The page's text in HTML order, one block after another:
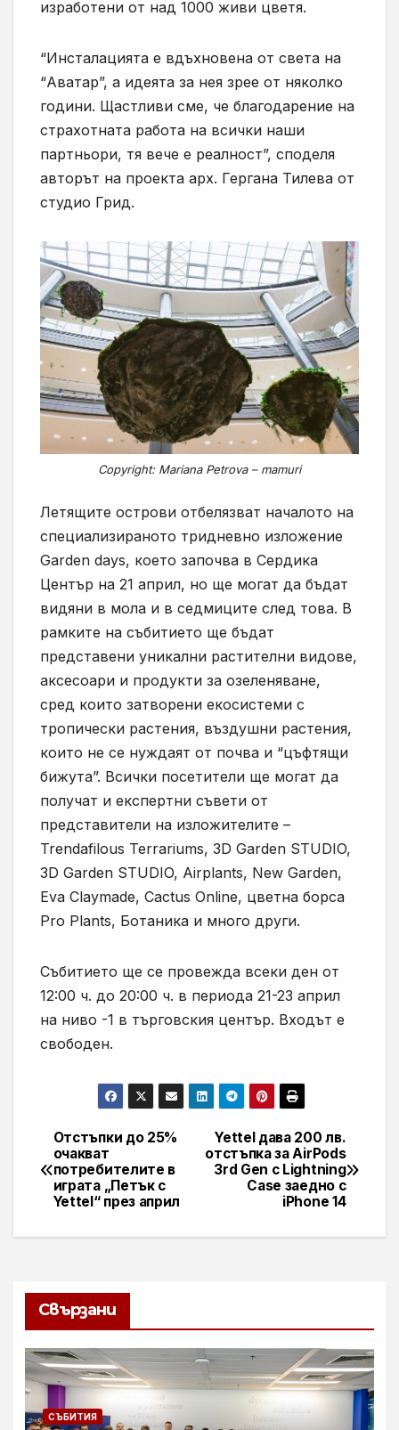
изработени от над 1000 живи цветя.
“Инсталацията е вдъхновена от света на
“Аватар”, а идеята за нея зрее от няколко
години. Щастливи сме, че благодарение на
страхотната работа на всички наши
партньори, тя вече е реалност”, споделя
авторът на проекта арх. Гергана Тилева от
студио Грид.
Copyright: Mariana Petrova – mamuri
Летящите острови отбелязват началото на
специализираното тридневно изложение
Garden days, което започва в Сердика
Център на 21 април, но ще могат да бъдат
видяни в мола и в седмиците след това. В
рамките на събитието ще бъдат
представени уникални растителни видове,
аксесоари и продукти за озеленяване,
сред които затворени екосистеми с
тропически растения, въздушни растения,
които не се нуждаят от почва и “цъфтящи
бижута”. Всички посетители ще могат да
получат и експертни съвети от
представители на изложителите –
Trendafilous Terrariums, 3D Garden STUDIO,
3D Garden STUDIO, Airplants, New Garden,
Eva Claymade, Cactus Online, цветна борса
Pro Plants, Ботаника и много други.
Събитието ще се провежда всеки ден от
12:00 ч. до 20:00 ч. в периода 21-23 април
на ниво -1 в търговския център. Входът е
свободен.
Навигация
Yettel дава 200 лв.
отстъпка за AirPods
3rd Gen с Lightning
Case заедно с
iPhone 14
Отстъпки до 25%
очакват
потребителите в
играта „Петък с
Yettel“ през април
Свързани
СЪБИТИЯ